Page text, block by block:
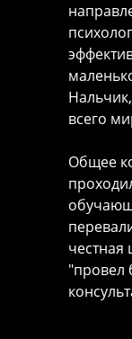
всего
Общее
"провел